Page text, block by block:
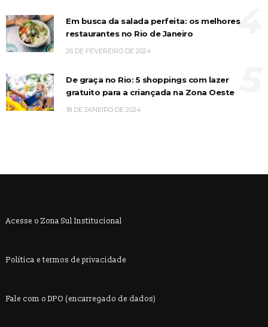
Em busca da salada perfeita: os melhores
restaurantes no Rio de Janeiro
26 DE FEVEREIRO DE 2024
4
De graça no Rio: 5 shoppings com lazer
gratuito para a criançada na Zona Oeste
18 DE JANEIRO DE 2024
Acesse o Zona Sul Institucional
Política e termos de privacidade
Fale com o DPO (encarregado de dados)